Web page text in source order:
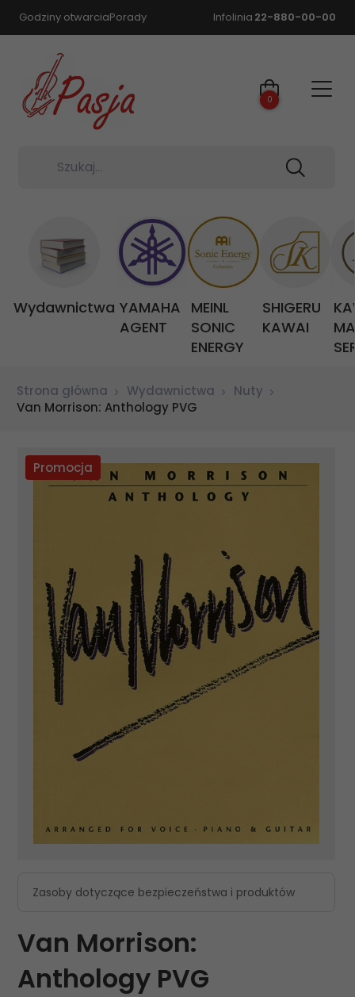
Godziny otwarciaPorady Infolinia 22-880-00-00
Szukaj...
0
Wydawnictwa YAMAHA
AGENT
MEINL
SONIC
ENERGY
SHIGERU
KAWAI
Strona główna Wydawnictwa
Nuty
Van Morrison: Anthology PVG
Promocja
Zasoby dotyczące bezpieczeństwa i produktów
Van Morrison:
Anthology PVG